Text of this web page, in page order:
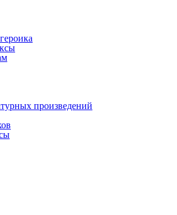
произведений